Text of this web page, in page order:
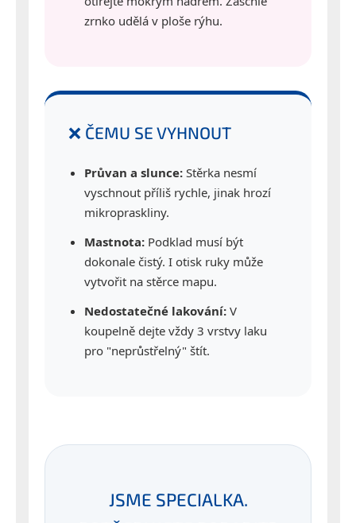
zrnko udělá v ploše rýhu.
❌ ČEMU SE VYHNOUT
Průvan a slunce: Stěrka nesmí
vyschnout příliš rychle, jinak hrozí
mikropraskliny.
Mastnota: Podklad musí být
dokonale čistý. I otisk ruky může
vytvořit na stěrce mapu.
Nedostatečné lakování: V
koupelně dejte vždy 3 vrstvy laku
pro "neprůstřelný" štít.
JSME SPECIALKA.